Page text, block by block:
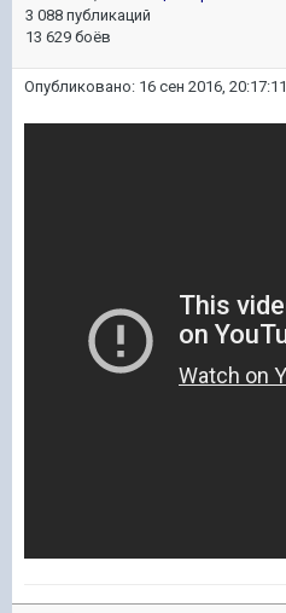
3 088 публикаций
13 629 боёв
Опубликовано: 16 сен 2016, 20:17:11